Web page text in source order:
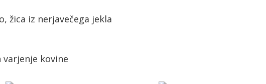
žica iz nerjavečega jekla
kovine